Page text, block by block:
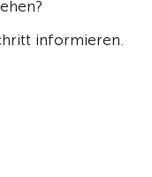
informieren.